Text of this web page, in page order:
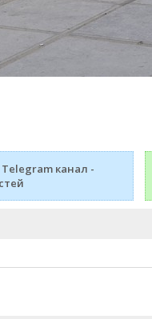
канал -